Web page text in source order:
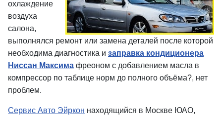
охлаждение
воздуха
салона,
выполнялся ремонт или замена деталей после которой
необходима диагностика и заправка кондиционера
Ниссан Максима фреоном с добавлением масла в
компрессор по таблице норм до полного объёма?, нет
проблем.
Сервис Авто Эйркон находящийся в Москве ЮАО,